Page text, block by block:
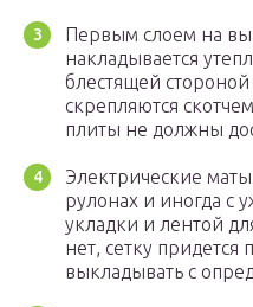
Первым слоем на
накладывается
блестящей
скрепляются
плиты не должны
Электрические
рулонах и иногда с
укладки и лентой
нет, сетку придется
выкладывать с